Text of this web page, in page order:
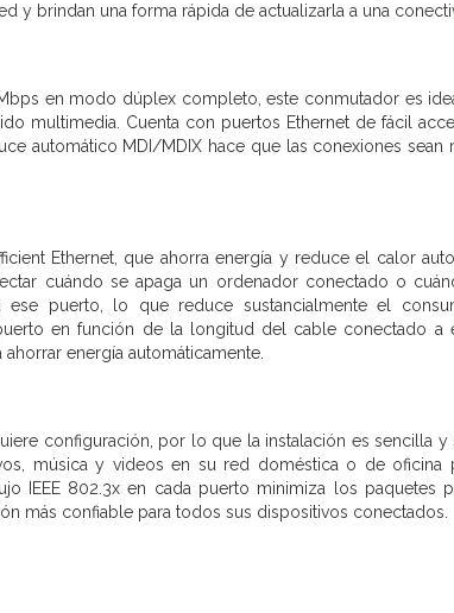
brindan una forma rápida de actualizarla a una
en modo dúplex completo, este conmutador es
multimedia. Cuenta con puertos Ethernet de fácil
automático MDI/MDIX hace que las conexiones
Ethernet, que ahorra energía y reduce el calor
cuándo se apaga un ordenador conectado o
ese puerto, lo que reduce sustancialmente el
en función de la longitud del cable conectado a
energía automáticamente.
configuración, por lo que la instalación es sencilla
música y videos en su red doméstica o de oficina
IEEE 802.3x en cada puerto minimiza los paquetes
más confiable para todos sus dispositivos conectados.